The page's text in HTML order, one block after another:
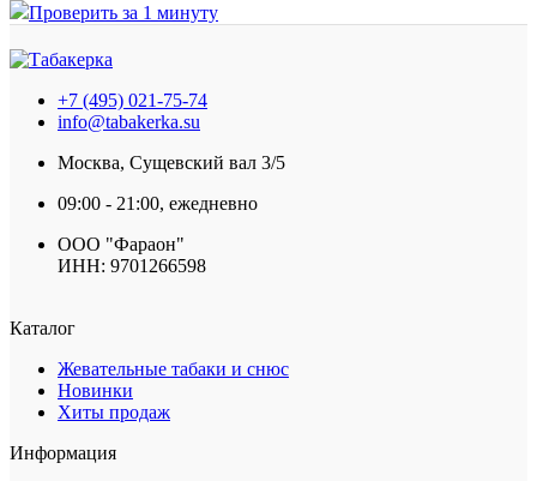
Проверить за 1 минуту
+7 (495) 021-75-74
info@tabakerka.su
Москва, Сущевский вал 3/5
09:00 - 21:00, ежедневно
ООО "Фараон"
ИНН: 9701266598
Каталог
Жевательные табаки и снюс
Новинки
Хиты продаж
Информация